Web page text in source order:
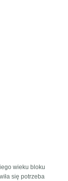
wieku bloku
się potrzeba